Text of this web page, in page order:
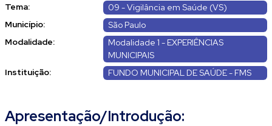
Tema:
09 - Vigilância em Saúde (VS)
Município:
São Paulo
Modalidade:
Modalidade 1 - EXPERIÊNCIAS
MUNICIPAIS
Instituição:
FUNDO MUNICIPAL DE SAÚDE - FMS
Apresentação/Introdução: